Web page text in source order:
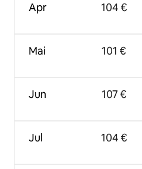
Apr
Mai
Jun
Jul
104 €
101 €
107 €
104 €